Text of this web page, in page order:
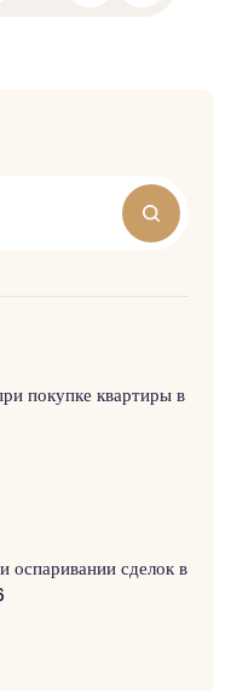
покупке квартиры в
оспаривании сделок в